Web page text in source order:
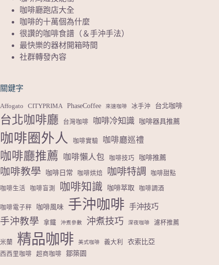
咖啡廳跑店大全
咖啡的十萬個為什麼
很讚的咖啡食譜（＆手沖手法）
最快樂的器材開箱時間
社群轉發內容
關鍵字
Affogato CITYPRIMA PhaseCoffee 來速咖啡 冰手沖 台北咖啡
台北咖啡廳 台灣咖啡 咖啡冷知識 咖啡器具推薦
咖啡圈外人 咖啡實驗 咖啡廳巡禮
咖啡廳推薦 咖啡懶人包 咖啡技巧 咖啡推薦
咖啡教學 咖啡日常 咖啡烘焙 咖啡特調 咖啡甜點
咖啡生活 咖啡盲測 咖啡知識 咖啡萃取 咖啡調酒
咖啡電子秤 咖啡風味 手沖咖啡 手沖技巧
手沖教學 拿鐵 沖煮參數 沖煮技巧 深夜咖啡 濾杯推薦
米蘭 精品咖啡 美式咖啡 義大利 衣索比亞
西西里咖啡 超商咖啡 鄒築園